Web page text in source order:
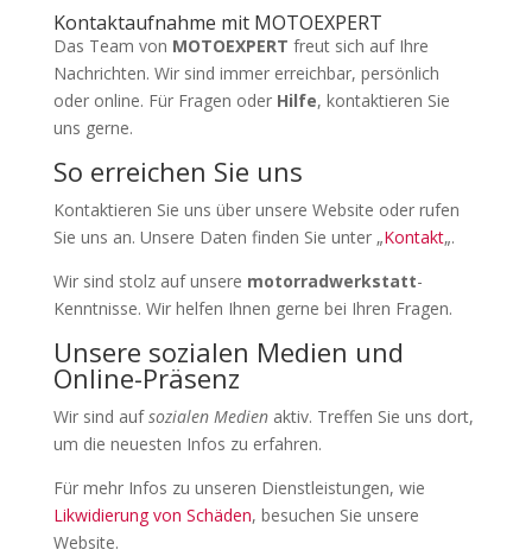
Kontaktaufnahme mit MOTOEXPERT
Das Team von MOTOEXPERT freut sich auf Ihre
Nachrichten. Wir sind immer erreichbar, persönlich
oder online. Für Fragen oder Hilfe, kontaktieren Sie
uns gerne.
So erreichen Sie uns
Kontaktieren Sie uns über unsere Website oder rufen
Sie uns an. Unsere Daten finden Sie unter „Kontakt„.
Wir sind stolz auf unsere motorradwerkstatt-
Kenntnisse. Wir helfen Ihnen gerne bei Ihren Fragen.
Unsere sozialen Medien und
Online-Präsenz
Wir sind aufsozialen Medienaktiv. Treffen Sie uns dort,
um die neuesten Infos zu erfahren.
Für mehr Infos zu unseren Dienstleistungen, wie
Likwidierung von Schäden, besuchen Sie unsere
Website.